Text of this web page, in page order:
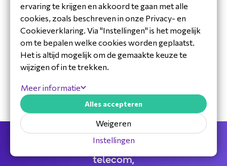
30 jaar ervaring in de branche
Toegewijd Nederlands service- en
ondersteuningsteam
Specialistische distributeur
Jouw full service distributeur voor alle
telecom,
ervaring te krijgen en akkoord te gaan met alle
cookies, zoals beschreven in onze Privacy- en
Cookieverklaring. Via "Instellingen" is het mogelijk
om te bepalen welke cookies worden geplaatst.
Het is altijd mogelijk om de gemaakte keuze te
wijzigen of in te trekken.
Meer informatie
Instellingen
Weigeren
Alles accepteren